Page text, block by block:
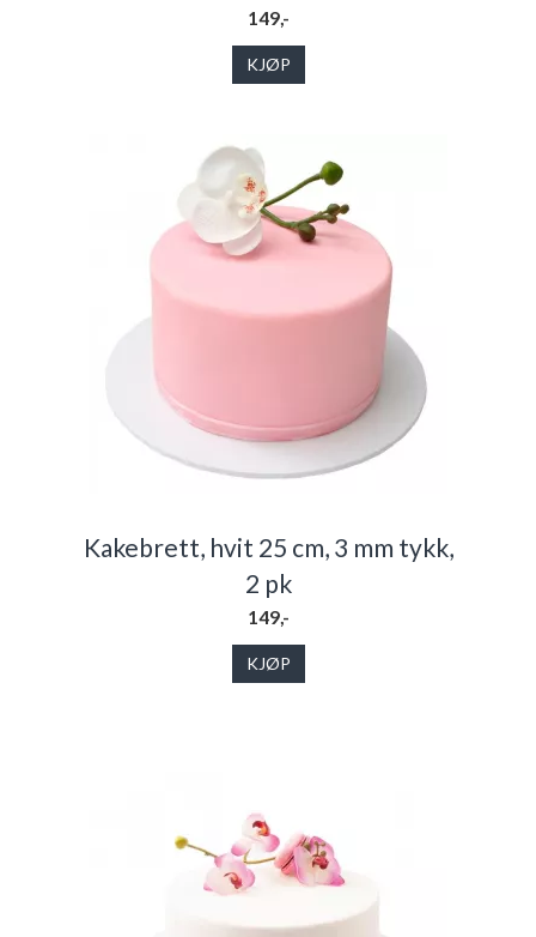
149,-
KJØP
Kakebrett, hvit 25 cm, 3 mm tykk,
2 pk
149,-
KJØP